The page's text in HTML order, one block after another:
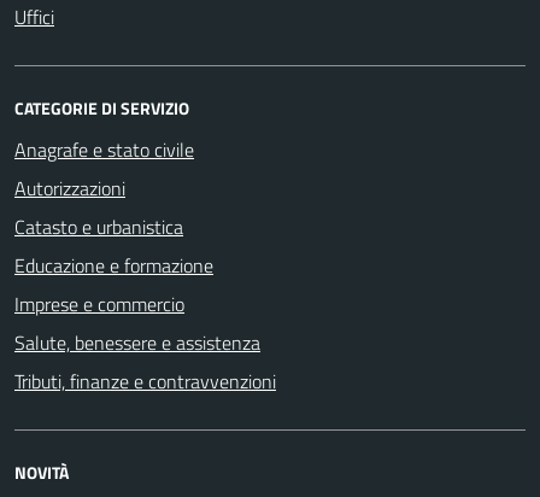
Uffici
CATEGORIE DI SERVIZIO
Anagrafe e stato civile
Autorizzazioni
Catasto e urbanistica
Educazione e formazione
Imprese e commercio
Salute, benessere e assistenza
Tributi, finanze e contravvenzioni
NOVITÀ